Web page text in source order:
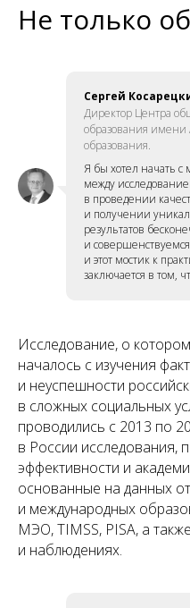
Не только
Сергей
Директор Центра
образования имени
образования.
Я бы хотел начать с
между
в проведении
и получении
результатов
и
и этот мостик к
заключается в том,
Исследование, о
началось с изучения
и неуспешности
в сложных социальных
проводились с 2013 по
в России
эффективности и
основанные на данных
и международных
МЭО, TIMSS, PISA, а
и наблюдениях.